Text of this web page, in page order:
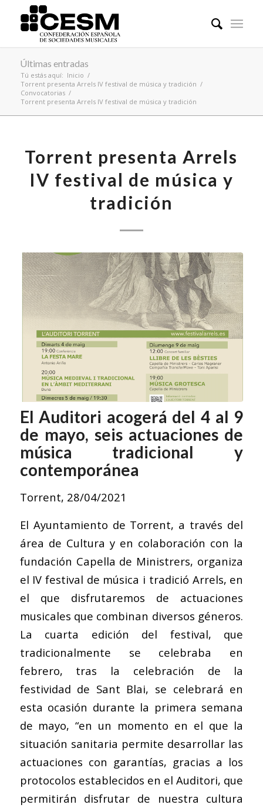
Últimas entradas
Tú estás aquí: Inicio /
Torrent presenta Arrels IV festival de música y tradición /
Convocatorias /
Torrent presenta Arrels IV festival de música y tradición
Torrent presenta Arrels
IV festival de música y
tradición
El Auditori acogerá del 4 al 9
de mayo, seis actuaciones de
música tradicional y
contemporánea
Torrent, 28/04/2021
El Ayuntamiento de Torrent, a través del
área de Cultura y en colaboración con la
fundación Capella de Ministrers, organiza
el IV festival de música i tradició Arrels, en
el que disfrutaremos de actuaciones
musicales que combinan diversos géneros.
La cuarta edición del festival, que
tradicionalmente se celebraba en
febrero, tras la celebración de la
festividad de Sant Blai, se celebrará en
esta ocasión durante la primera semana
de mayo, “en un momento en el que la
situación sanitaria permite desarrollar las
actuaciones con garantías, gracias a los
protocolos establecidos en el Auditori, que
permitirán disfrutar de nuestra cultura